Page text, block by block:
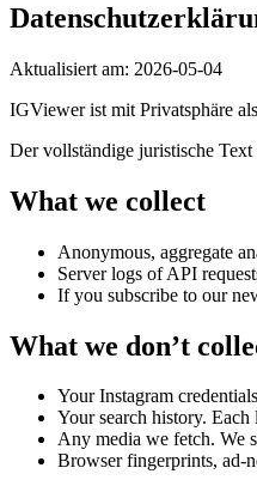
Aktualisiert am: 2026-05-04
IGViewer ist mit Privatsphäre
Der vollständige juristische
What we collect
Anonymous, aggregate
Server logs of API
If you subscribe to our
What we don’t
Your Instagram
Your search history. Each
Any media we fetch. We
Browser fingerprints, ad-